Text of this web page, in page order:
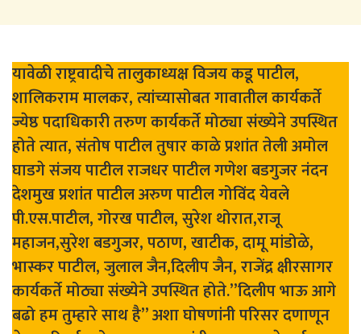
यावेळी राष्ट्रवादीचे तालुकाध्यक्ष विजय कडू पाटील,
शालिकराम मालकर, त्यांच्यासोबत गावातील कार्यकर्ते
ज्येष्ठ पदाधिकारी तरुण कार्यकर्ते मोठ्या संख्येने उपस्थित
होते त्यात, संतोष पाटील तुषार काळे प्रशांत तेली अमोल
घाडगे संजय पाटील राजधर पाटील गणेश बडगुजर नंदन
देशमुख प्रशांत पाटील अरुण पाटील गोविंद येवले
पी.एस.पाटील, गोरख पाटील, सुरेश थोरात,राजू
महाजन,सुरेश बडगुजर, पठाण, खाटीक, दामू मांडोळे,
भास्कर पाटील, जुलाल जैन,दिलीप जैन, राजेंद्र क्षीरसागर
कार्यकर्ते मोठ्या संख्येने उपस्थित होते.”दिलीप भाऊ आगे
बढो हम तुम्हारे साथ है” अशा घोषणांनी परिसर दणाणून